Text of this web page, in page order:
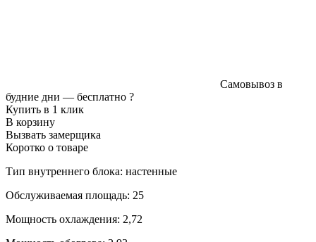
Самовывоз в
будние дни — бесплатно ?
Купить в 1 клик
В корзину
Вызвать замерщика
Коротко о товаре
Тип внутреннего блока: настенные
Обслуживаемая площадь: 25
Мощность охлаждения: 2,72